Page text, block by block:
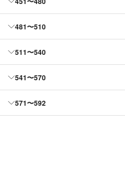
481〜510
511〜540
541〜570
571〜592